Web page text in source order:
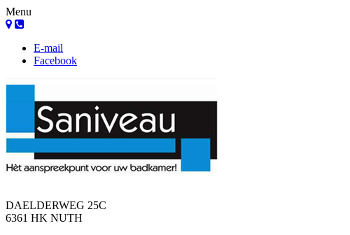
Menu
E-mail
Facebook
DAELDERWEG 25C
6361 HK NUTH